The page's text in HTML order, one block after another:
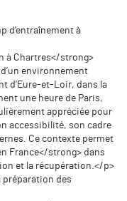
d’entraînement à
à Chartres</strong>
environnement
d’Eure-et-Loir, dans la
une heure de Paris,
appréciée pour
accessibilité, son cadre
Ce contexte permet
France</strong> dans
et la récupération.</p>
préparation des